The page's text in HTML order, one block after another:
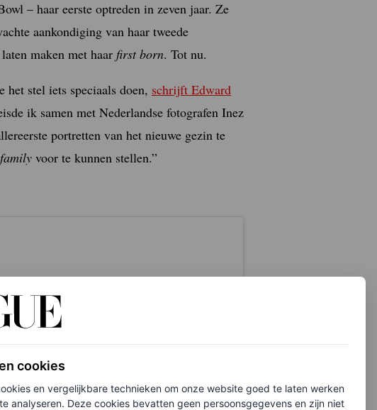
– haar eerste optreden in zeven jaar. Ze
aankondiging van haar tweede
maken met haar first born. Tot nu.
stel iets speciaals doen, schrijft Edward
ik samen met Nederlandse fotografen Inez
portretten van het nieuwe gezin te
voor te kunnen stellen.”
cookies
en vergelijkbare technieken om onze website goed te laten werken
analyseren. Deze cookies bevatten geen persoonsgegevens en zijn niet